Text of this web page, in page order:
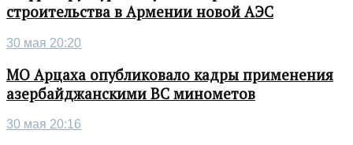
строительства в Армении новой АЭС
30 мая 20:20
МО Арцаха опубликовало кадры применения
азербайджанскими ВС минометов
30 мая 20:16